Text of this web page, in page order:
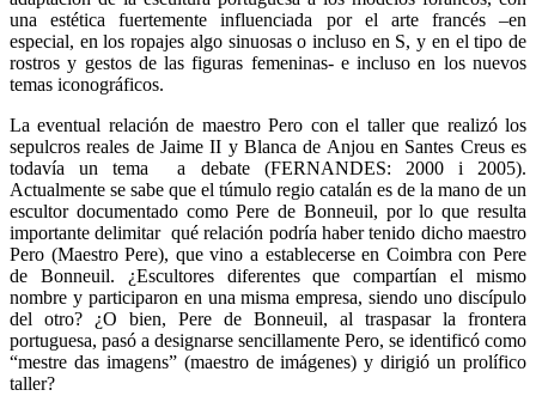
una estética fuertemente influenciada por el arte francés –en
especial, en los ropajes algo sinuosas o incluso en S, y en el tipo de
rostros y gestos de las figuras femeninas- e incluso en los nuevos
temas iconográficos.
La eventual relación de maestro Pero con el taller que realizó los
sepulcros reales de Jaime II y Blanca de Anjou en Santes Creus es
todavía un tema a debate (FERNANDES: 2000 i 2005).
Actualmente se sabe que el túmulo regio catalán es de la mano de un
escultor documentado como Pere de Bonneuil, por lo que resulta
importante delimitar qué relación podría haber tenido dicho maestro
Pero (Maestro Pere), que vino a establecerse en Coimbra con Pere
de Bonneuil. ¿Escultores diferentes que compartían el mismo
nombre y participaron en una misma empresa, siendo uno discípulo
del otro? ¿O bien, Pere de Bonneuil, al traspasar la frontera
portuguesa, pasó a designarse sencillamente Pero, se identificó como
“mestre das imagens” (maestro de imágenes) y dirigió un prolífico
taller?